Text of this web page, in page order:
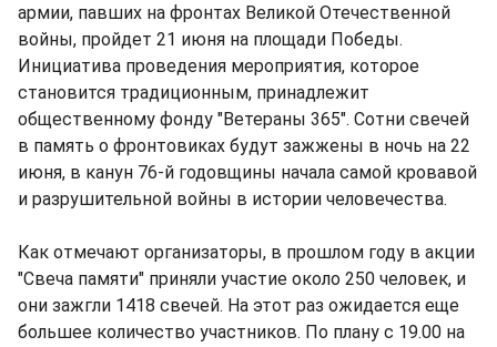
армии, павших на фронтах Великой Отечественной
войны, пройдет 21 июня на площади Победы.
Инициатива проведения мероприятия, которое
становится традиционным, принадлежит
общественному фонду "Ветераны 365". Сотни свечей
в память о фронтовиках будут зажжены в ночь на 22
июня, в канун 76-й годовщины начала самой кровавой
и разрушительной войны в истории человечества.
Как отмечают организаторы, в прошлом году в акции
"Свеча памяти" приняли участие около 250 человек, и
они зажгли 1418 свечей. На этот раз ожидается еще
большее количество участников. По плану с 19.00 на